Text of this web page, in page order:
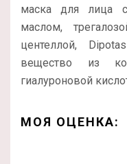
маска для лица с
маслом,
центеллой,
вещество из
гиалуроновой
МОЯ ОЦЕНКА: